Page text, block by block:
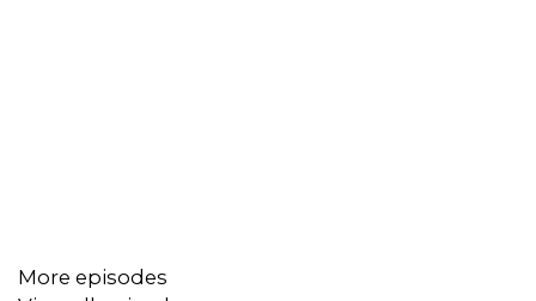
More episodes